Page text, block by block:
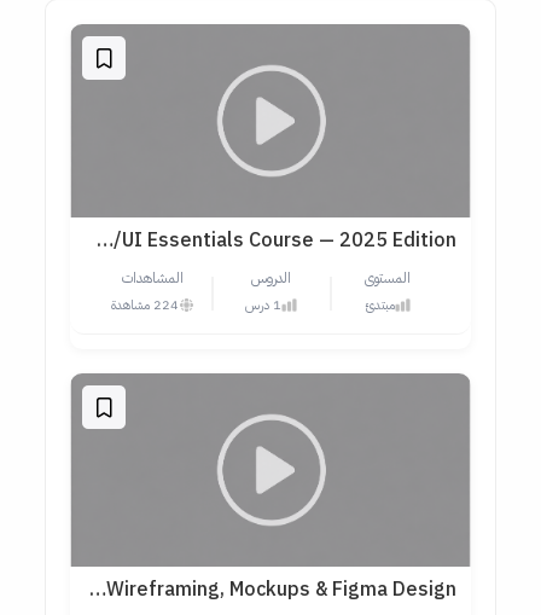
Free Figma UX/UI Essentials Course — 2025 Edition
المستوى
مبتدئ
الدروس
1 درس
المشاهدات
224 مشاهدة
UI/UX Design Tutorial — Wireframing, Mockups & Figma Design